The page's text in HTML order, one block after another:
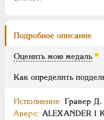
Подробное описание
Оценить мою медаль
Как определить
Исполнение: Гравер
Аверс: ALEXANDER I
Цифры
1826-1855
АЛЕКСАНДР II 1855-
АЛЕКСАНДР III 1881-
СЕРИИ МЕДАЛЕЙ